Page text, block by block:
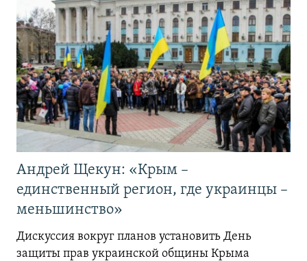
Андрей Щекун: «Крым –
единственный регион, где украинцы –
меньшинство»
Дискуссия вокруг планов установить День
защиты прав украинской общины Крыма